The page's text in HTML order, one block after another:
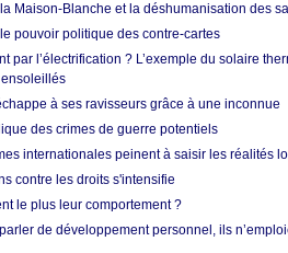
Maison-Blanche et la déshumanisation des
pouvoir politique des contre-cartes
par l’électrification ? L’exemple du solaire
à ses ravisseurs grâce à une inconnue
des crimes de guerre potentiels
internationales peinent à saisir les réalités
contre les droits s'intensifie
le plus leur comportement ?
de développement personnel, ils